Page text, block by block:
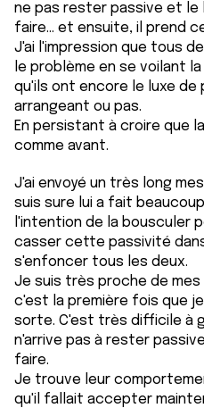
ne pas rester passive et le
faire... et ensuite, il prend
J'ai l'impression que tous
le problème en se voilant
qu'ils ont encore le luxe de
arrangeant ou pas.
En persistant à croire que
comme avant.
J'ai envoyé un très long
suis sure lui a fait
l'intention de la bousculer
casser cette passivité
s'enfoncer tous les deux.
Je suis très proche de
c'est la première fois que
sorte. C'est très difficile à
n'arrive pas à rester
faire.
Je trouve leur
qu'il fallait accepter